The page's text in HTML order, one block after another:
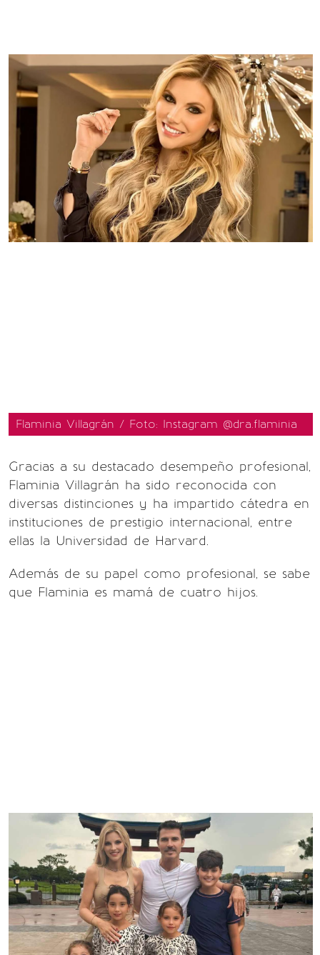
Flaminia Villagrán / Foto: Instagram @dra.flaminia
Gracias a su destacado desempeño profesional,
Flaminia Villagrán ha sido reconocida con
diversas distinciones y ha impartido cátedra en
instituciones de prestigio internacional, entre
ellas la Universidad de Harvard.
Además de su papel como profesional, se sabe
que Flaminia es mamá de cuatro hijos.